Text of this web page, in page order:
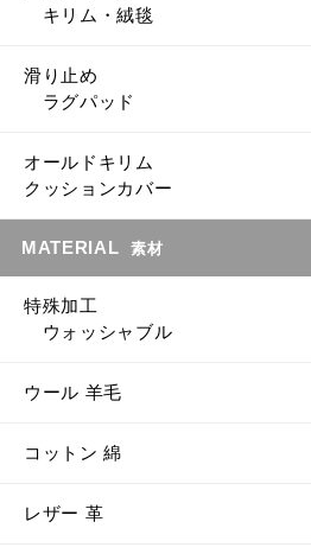
キリム・絨毯
滑り止め
ラグパッド
オールドキリム
クッションカバー
MATERIAL 素材
特殊加工
ウォッシャブル
ウール 羊毛
コットン 綿
レザー 革